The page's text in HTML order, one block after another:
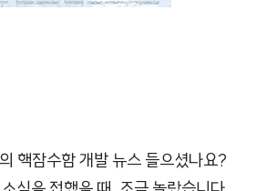
핵잠수함 개발 뉴스 들으셨나요?